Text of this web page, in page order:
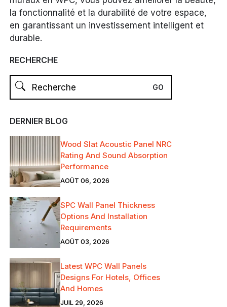
la fonctionnalité et la durabilité de votre espace,
en garantissant un investissement intelligent et
durable.
RECHERCHE
DERNIER BLOG
Wood Slat Acoustic Panel NRC
Rating And Sound Absorption
Performance
AOÛT 06, 2026
SPC Wall Panel Thickness
Options And Installation
Requirements
AOÛT 03, 2026
Latest WPC Wall Panels
Designs For Hotels, Offices
And Homes
JUIL 29, 2026